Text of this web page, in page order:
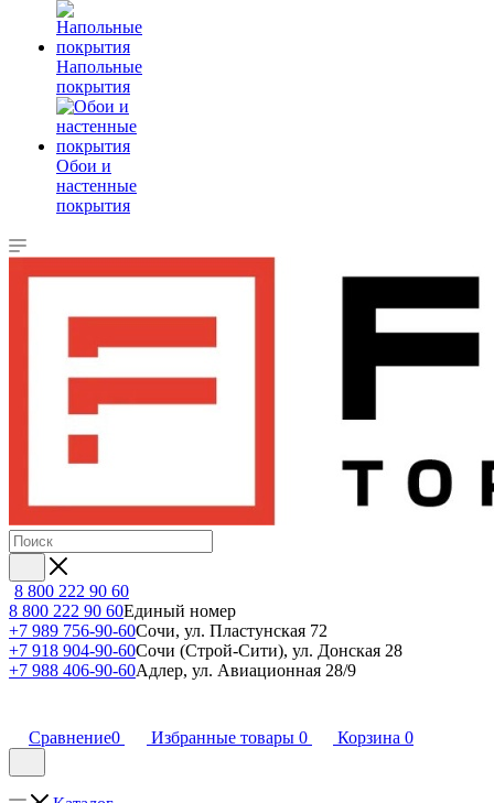
Напольные
покрытия
Обои и
настенные
покрытия
8 800 222 90 60
8 800 222 90 60Единый номер
+7 989 756-90-60Сочи, ул. Пластунская 72
+7 918 904-90-60Сочи (Строй-Сити), ул. Донская 28
+7 988 406-90-60Адлер, ул. Авиационная 28/9
Сравнение0 Избранные товары 0 Корзина 0